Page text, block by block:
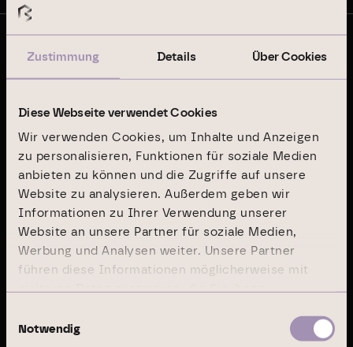
Zustimmung Details Über Cookies
Diese Webseite verwendet Cookies
Wir verwenden Cookies, um Inhalte und Anzeigen
zu personalisieren, Funktionen für soziale Medien
anbieten zu können und die Zugriffe auf unsere
Website zu analysieren. Außerdem geben wir
Informationen zu Ihrer Verwendung unserer
Website an unsere Partner für soziale Medien,
Werbung und Analysen weiter. Unsere Partner
führen diese Informationen möglicherweise mit
weiteren Daten zusammen, die Sie ihnen
Nutzung der Dienste gesammelt haben.
Notwendig
© Branicks Group AG 2026
Wir sind als ­Investment-, ­Asset- und
und Logistikimmobilien spezialisiert.
Geschäftsfelder
Immobilienmanagement
Institutional Investment